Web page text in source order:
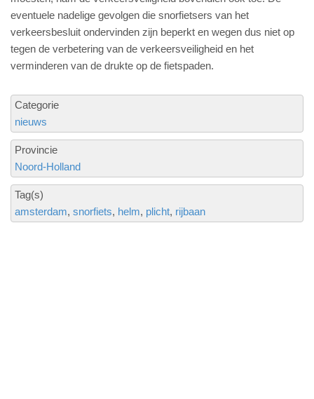
eventuele nadelige gevolgen die snorfietsers van het
verkeersbesluit ondervinden zijn beperkt en wegen dus niet op
tegen de verbetering van de verkeersveiligheid en het
verminderen van de drukte op de fietspaden.
Categorie
nieuws
Provincie
Noord-Holland
Tag(s)
amsterdam snorfiets helm plicht rijbaan